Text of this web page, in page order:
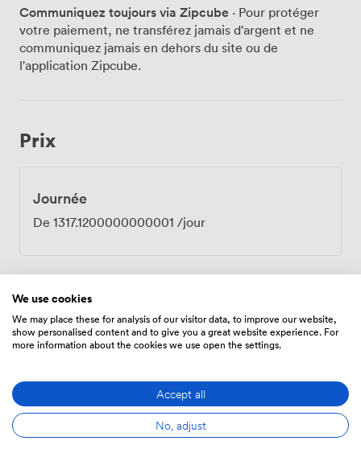
Communiquez toujours via Zipcube · Pour protéger
votre paiement, ne transférez jamais d'argent et ne
communiquez jamais en dehors du site ou de
l'application Zipcube.
Prix
Journée
De 1317.1200000000001 /jour
Équipements
Espace
Réception
We use cookies
We may place these for analysis of our visitor data, to improve our website,
show personalised content and to give you a great website experience. For
more information about the cookies we use open the settings.
Accept all
No, adjust